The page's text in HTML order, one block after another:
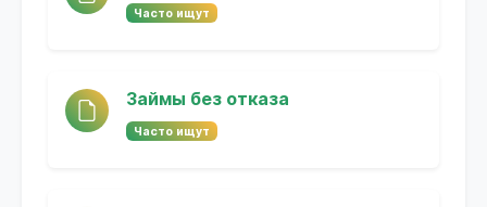
Часто ищут
Займы без отказа
Часто ищут